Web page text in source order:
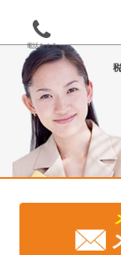
電話をする